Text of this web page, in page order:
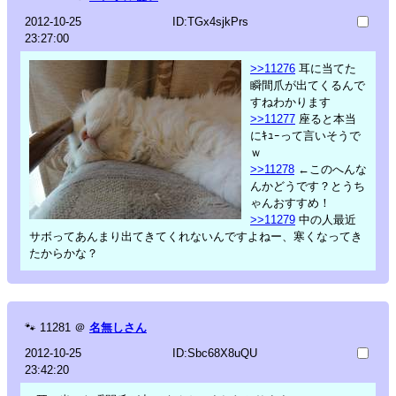
2012-10-25
23:27:00
ID:TGx4sjkPrs
>>11276 耳に当てた
瞬間爪が出てくるんで
すねわかります
>>11277 座ると本当
にｷｭｰって言いそうで
ｗ
>>11278 ←このへんな
んかどうです？とうち
ゃんおすすめ！
>>11279 中の人最近
サボってあんまり出てきてくれないんですよねー、寒くなってき
たからかな？
🐾 11281 ＠ 名無しさん
2012-10-25
23:42:20
ID:Sbc68X8uQU